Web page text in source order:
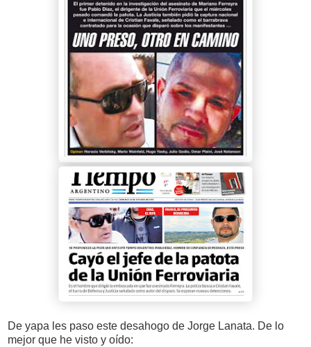
De yapa les paso este desahogo de Jorge Lanata. De lo
mejor que he visto y oído: